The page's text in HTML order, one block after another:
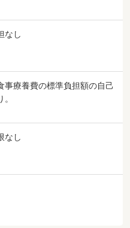
なし
事療養費の標準負担額の自己
なし